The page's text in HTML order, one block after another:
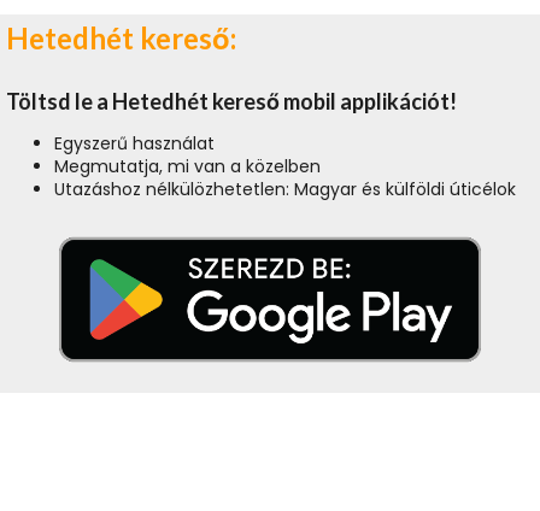
Hetedhét kereső:
Töltsd le a Hetedhét kereső mobil applikációt!
Egyszerű használat
Megmutatja, mi van a közelben
Utazáshoz nélkülözhetetlen: Magyar és külföldi úticélok